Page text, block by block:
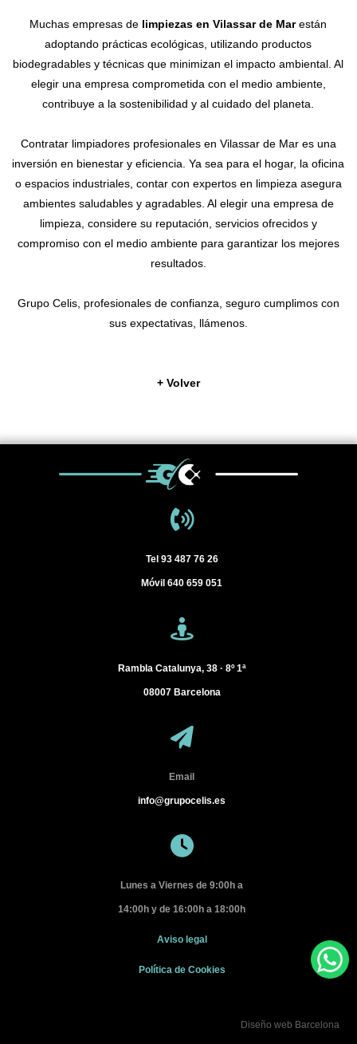
Muchas empresas de limpiezas en Vilassar de Marestán
adoptando prácticas ecológicas, utilizando productos
biodegradables y técnicas que minimizan el impacto ambiental. Al
elegir una empresa comprometida con el medio ambiente,
contribuye a la sostenibilidad y al cuidado del planeta.
Contratar limpiadores profesionales en Vilassar de Mar es una
inversión en bienestar y eficiencia. Ya sea para el hogar, la oficina
o espacios industriales, contar con expertos en limpieza asegura
ambientes saludables y agradables. Al elegir una empresa de
limpieza, considere su reputación, servicios ofrecidos y
compromiso con el medio ambiente para garantizar los mejores
resultados.
Grupo Celis, profesionales de confianza, seguro cumplimos con
sus expectativas, llámenos.
+ Volver
Tel 93 487 76 26
Móvil 640 659 051
Rambla Catalunya, 38 · 8º 1ª
08007 Barcelona
Email
info@grupocelis.es
Lunes a Viernes de 9:00h a
14:00h y de 16:00h a 18:00h
Aviso legal
Política de Cookies
Diseño web Barcelona